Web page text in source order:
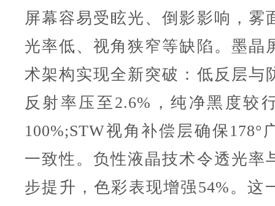
屏幕容易受眩光、倒影影响，雾
光率低、视角狭窄等缺陷。墨晶
术架构实现全新突破：低反层与
反射率压至2.6%，纯净黑度较
100%;STW视角补偿层确保178°
一致性。负性液晶技术令透光率
步提升，色彩表现增强54%。这